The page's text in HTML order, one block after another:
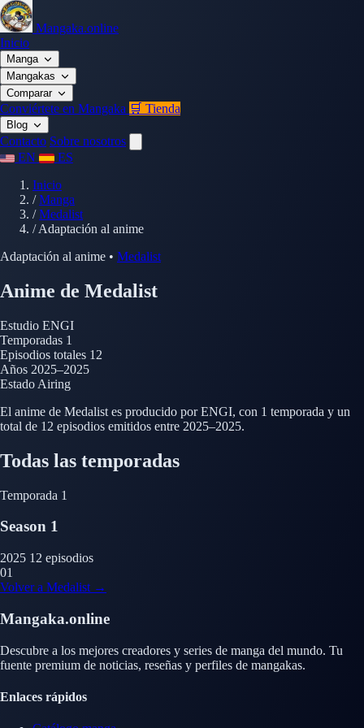
Mangaka.online
Inicio
Manga
Mangakas
Comparar
Conviértete en Mangaka 🛒 Tienda
Blog
Contacto Sobre nosotros
EN
ES
Inicio
/ Manga
/ Medalist
/ Adaptación al anime
Adaptación al anime • Medalist
Anime de Medalist
Estudio ENGI
Temporadas 1
Episodios totales 12
Años 2025–2025
Estado Airing
El anime de Medalist es producido por ENGI, con 1 temporada y un
total de 12 episodios emitidos entre 2025–2025.
Todas las temporadas
Temporada 1
Season 1
2025 12 episodios
01
Volver a Medalist →
Mangaka.online
Descubre a los mejores creadores y series de manga del mundo. Tu
fuente premium de noticias, reseñas y perfiles de mangakas.
Enlaces rápidos